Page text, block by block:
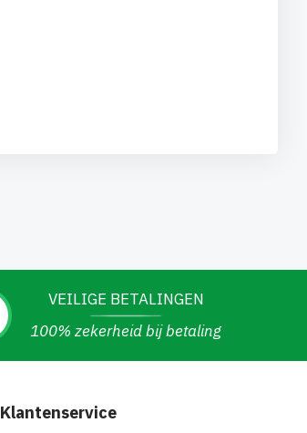
VEILIGE BETALINGEN
100% zekerheid bij betaling
Klantenservice